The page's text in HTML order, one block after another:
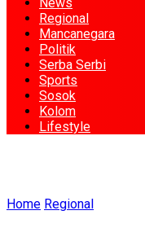
Regional
Mancanegara
Politik
Serba Serbi
Sports
Sosok
Kolom
Lifestyle
Home Regional